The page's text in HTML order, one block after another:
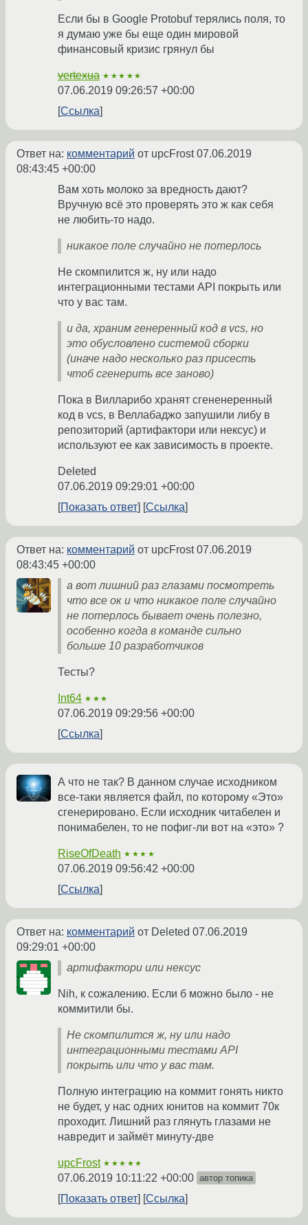
Если бы в Google Protobuf терялись поля, то
я думаю уже бы еще один мировой
финансовый кризис грянул бы
vertexua ★★★★★
07.06.2019 09:26:57 +00:00
Ссылка
Ответ на: комментарий от upcFrost07.06.2019
08:43:45 +00:00
Вам хоть молоко за вредность дают?
Вручную всё это проверять это ж как себя
не любить-то надо.
никакое поле случайно не потерлось
Не скомпилится ж, ну или надо
интеграционными тестами API покрыть или
что у вас там.
и да, храним генеренный код в vcs, но
это обусловлено системой сборки
(иначе надо несколько раз присесть
чтоб сгенерить все заново)
Пока в Вилларибо хранят сгененеренный
код в vcs, в Веллабаджо запушили либу в
репозиторий (артифактори или нексус) и
используют ее как зависимость в проекте.
Deleted
07.06.2019 09:29:01 +00:00
Показать ответ
Ссылка
Ответ на: комментарий от upcFrost07.06.2019
08:43:45 +00:00
а вот лишний раз глазами посмотреть
что все ок и что никакое поле случайно
не потерлось бывает очень полезно,
особенно когда в команде сильно
больше 10 разработчиков
Тесты?
Int64 ★★★
07.06.2019 09:29:56 +00:00
Ссылка
А что не так? В данном случае исходником
все-таки является файл, по которому «Это»
сгенерировано. Если исходник читабелен и
понимабелен, то не пофиг-ли вот на «это» ?
RiseOfDeath ★★★★
07.06.2019 09:56:42 +00:00
Ссылка
Ответ на: комментарий от Deleted 07.06.2019
09:29:01 +00:00
артифактори или нексус
Nih, к сожалению. Если б можно было - не
коммитили бы.
Не скомпилится ж, ну или надо
интеграционными тестами API
покрыть или что у вас там.
Полную интеграцию на коммит гонять никто
не будет, у нас одних юнитов на коммит 70к
проходит. Лишний раз глянуть глазами не
навредит и займёт минуту-две
upcFrost ★★★★★
07.06.2019 10:11:22 +00:00 автор топика
Показать ответ Ссылка